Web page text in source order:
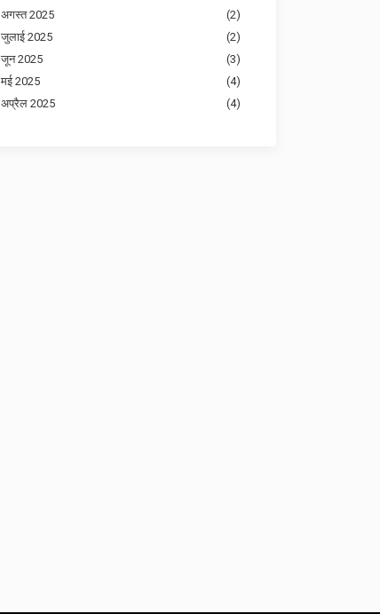
अगस्त 2025
(2)
जुलाई 2025
(2)
जून 2025
(3)
मई 2025
(4)
अप्रैल 2025
(4)